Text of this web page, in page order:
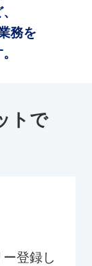
務を
トで
登録し